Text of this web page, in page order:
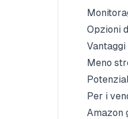
Opzioni
Meno
Per i
Amazon